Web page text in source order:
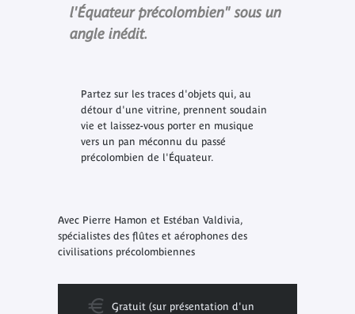
l'Équateur précolombien" sous un
angle inédit.
Partez sur les traces d'objets qui, au
détour d'une vitrine, prennent soudain
vie et laissez-vous porter en musique
vers un pan méconnu du passé
précolombien de l'Équateur.
Avec Pierre Hamon et Estéban Valdivia,
spécialistes des flûtes et aérophones des
civilisations précolombiennes
Gratuit (sur présentation d'un